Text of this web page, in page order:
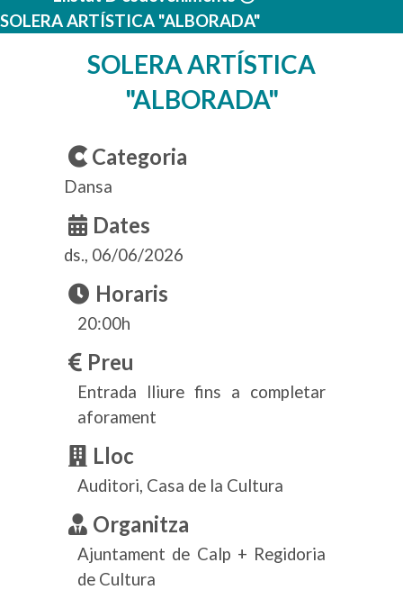
SOLERA ARTÍSTICA "ALBORADA"
SOLERA ARTÍSTICA
"ALBORADA"
Categoria
Dansa
Dates
ds., 06/06/2026
Horaris
20:00h
Preu
Entrada lliure fins a completar
aforament
Lloc
Auditori, Casa de la Cultura
Organitza
Ajuntament de Calp + Regidoria
de Cultura